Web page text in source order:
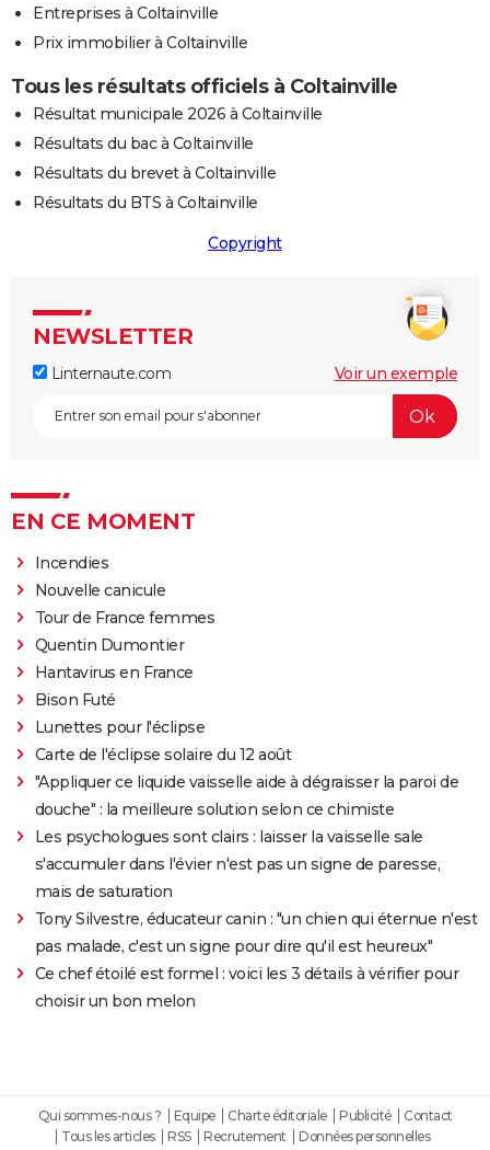
Entreprises à Coltainville
Prix immobilier à Coltainville
Tous les résultats officiels à Coltainville
Résultat municipale 2026 à Coltainville
Résultats du bac à Coltainville
Résultats du brevet à Coltainville
Résultats du BTS à Coltainville
Copyright
NEWSLETTER
Linternaute.com Voir un exemple
EN CE MOMENT
Incendies
Nouvelle canicule
Tour de France femmes
Quentin Dumontier
Hantavirus en France
Bison Futé
Lunettes pour l'éclipse
Carte de l'éclipse solaire du 12 août
"Appliquer ce liquide vaisselle aide à dégraisser la paroi de
douche" : la meilleure solution selon ce chimiste
Les psychologues sont clairs : laisser la vaisselle sale
s'accumuler dans l'évier n'est pas un signe de paresse,
mais de saturation
Tony Silvestre, éducateur canin : "un chien qui éternue n'est
pas malade, c'est un signe pour dire qu'il est heureux"
Ce chef étoilé est formel : voici les 3 détails à vérifier pour
choisir un bon melon
Qui sommes-nous ? Equipe Charte éditoriale Publicité
Contact
Tous les articles
RSS Recrutement
Données personnelles